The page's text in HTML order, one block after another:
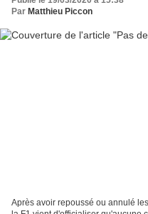
Par Matthieu Piccon
Après avoir repoussé ou annulé